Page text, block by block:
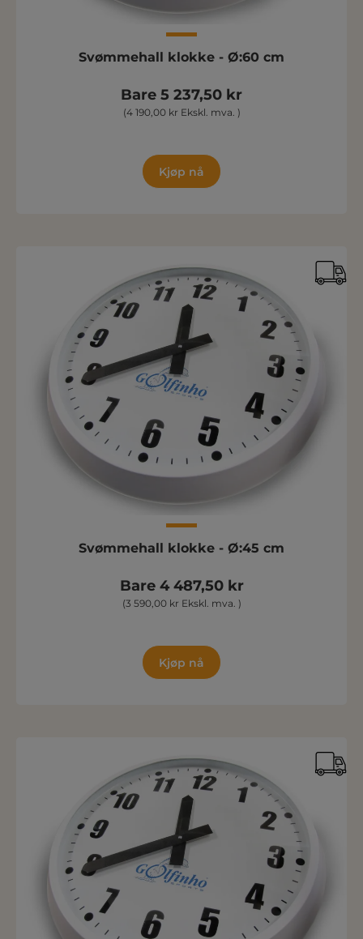
Svømmehall klokke - Ø:60 cm
Bare 5 237,50 kr
(4 190,00 kr Ekskl. mva. )
Kjøp nå
Svømmehall klokke - Ø:45 cm
Bare 4 487,50 kr
(3 590,00 kr Ekskl. mva. )
Kjøp nå